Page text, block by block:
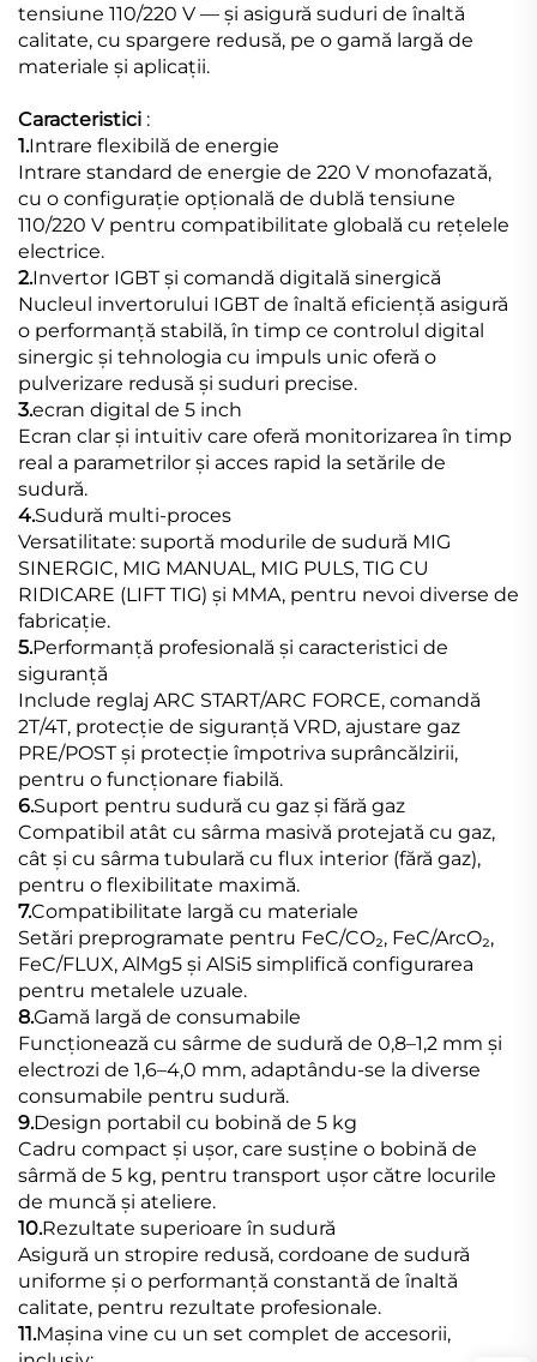
tensiune 110/220 V — și asigură suduri de înaltă
calitate, cu spargere redusă, pe o gamă largă de
materiale și aplicații.
Caracteristici :
1.Intrare flexibilă de energie
Intrare standard de energie de 220 V monofazată,
cu o configurație opțională de dublă tensiune
110/220 V pentru compatibilitate globală cu rețelele
electrice.
2.Invertor IGBT și comandă digitală sinergică
Nucleul invertorului IGBT de înaltă eficiență asigură
o performanță stabilă, în timp ce controlul digital
sinergic și tehnologia cu impuls unic oferă o
pulverizare redusă și suduri precise.
3.ecran digital de 5 inch
Ecran clar și intuitiv care oferă monitorizarea în timp
real a parametrilor și acces rapid la setările de
sudură.
4.Sudură multi-proces
Versatilitate: suportă modurile de sudură MIG
SINERGIC, MIG MANUAL, MIG PULS, TIG CU
RIDICARE (LIFT TIG) și MMA, pentru nevoi diverse de
fabricație.
5.Performanță profesională și caracteristici de
siguranță
Include reglaj ARC START/ARC FORCE, comandă
2T/4T, protecție de siguranță VRD, ajustare gaz
PRE/POST și protecție împotriva suprâncălzirii,
pentru o funcționare fiabilă.
6.Suport pentru sudură cu gaz și fără gaz
Compatibil atât cu sârma masivă protejată cu gaz,
cât și cu sârma tubulară cu flux interior (fără gaz),
pentru o flexibilitate maximă.
7.Compatibilitate largă cu materiale
Setări preprogramate pentru FeC/CO₂, FeC/ArcO₂,
FeC/FLUX, AlMg5 și AlSi5 simplifică configurarea
pentru metalele uzuale.
8.Gamă largă de consumabile
Funcționează cu sârme de sudură de 0,8–1,2 mm și
electrozi de 1,6–4,0 mm, adaptându-se la diverse
consumabile pentru sudură.
9.Design portabil cu bobină de 5 kg
Cadru compact și ușor, care susține o bobină de
sârmă de 5 kg, pentru transport ușor către locurile
de muncă și ateliere.
10.Rezultate superioare în sudură
Asigură un stropire redusă, cordoane de sudură
uniforme și o performanță constantă de înaltă
calitate, pentru rezultate profesionale.
11.Mașina vine cu un set complet de accesorii,